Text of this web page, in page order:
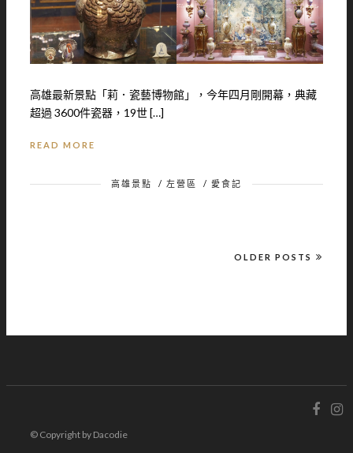
高雄最新景點「莉．瓷藝博物館」，今年四月剛開幕，典藏
超過 3600件瓷器，19世 […]
READ MORE
高雄景點 / 左營區 / 愛食記
OLDER POSTS
© Copyright by Dacodie